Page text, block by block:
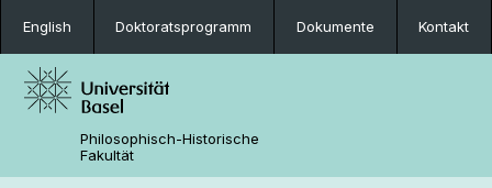
English Doktoratsprogramm Dokumente Kontakt
Philosophisch-Historische
Fakultät